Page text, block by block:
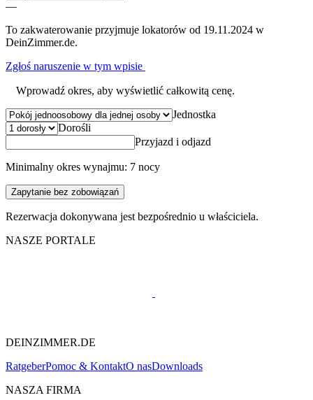
—
To zakwaterowanie przyjmuje lokatorów od 19.11.2024 w
DeinZimmer.de.
Zgłoś naruszenie w tym wpisie
Wprowadź okres, aby wyświetlić całkowitą cenę.
Jednostka
Dorośli
Przyjazd i odjazd
Minimalny okres wynajmu: 7 nocy
Zapytanie bez zobowiązań
Rezerwacja dokonywana jest bezpośrednio u właściciela.
NASZE PORTALE
DEINZIMMER.DE
RatgeberPomoc & KontaktO nasDownloads
NASZA FIRMA